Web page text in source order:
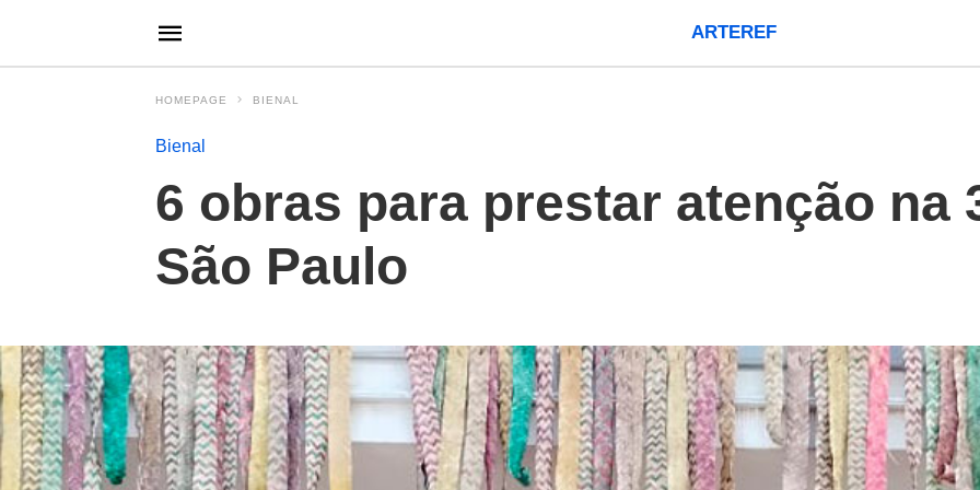
ARTEREF
HOMEPAGE BIENAL
Bienal
6 obras para prestar atenção na
São Paulo